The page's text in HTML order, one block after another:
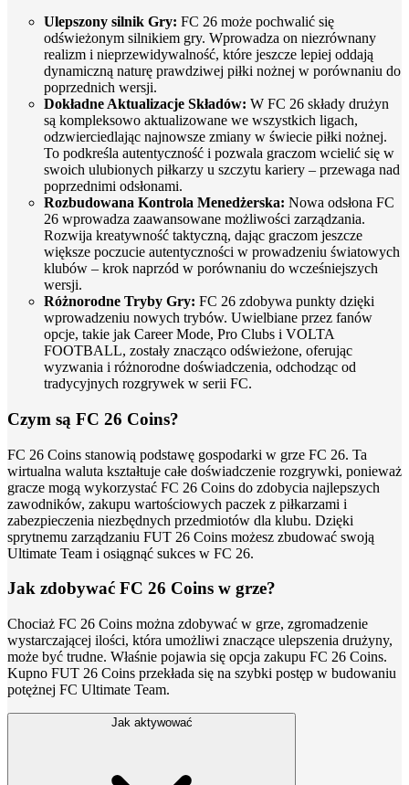
Ulepszony silnik Gry: FC 26 może pochwalić się
odświeżonym silnikiem gry. Wprowadza on niezrównany
realizm i nieprzewidywalność, które jeszcze lepiej oddają
dynamiczną naturę prawdziwej piłki nożnej w porównaniu do
poprzednich wersji.
Dokładne Aktualizacje Składów: W FC 26 składy drużyn
są kompleksowo aktualizowane we wszystkich ligach,
odzwierciedlając najnowsze zmiany w świecie piłki nożnej.
To podkreśla autentyczność i pozwala graczom wcielić się w
swoich ulubionych piłkarzy u szczytu kariery – przewaga nad
poprzednimi odsłonami.
Rozbudowana Kontrola Menedżerska: Nowa odsłona FC
26 wprowadza zaawansowane możliwości zarządzania.
Rozwija kreatywność taktyczną, dając graczom jeszcze
większe poczucie autentyczności w prowadzeniu światowych
klubów – krok naprzód w porównaniu do wcześniejszych
wersji.
Różnorodne Tryby Gry: FC 26 zdobywa punkty dzięki
wprowadzeniu nowych trybów. Uwielbiane przez fanów
opcje, takie jak Career Mode, Pro Clubs i VOLTA
FOOTBALL, zostały znacząco odświeżone, oferując
wyzwania i różnorodne doświadczenia, odchodząc od
tradycyjnych rozgrywek w serii FC.
Czym są FC 26 Coins?
FC 26 Coins stanowią podstawę gospodarki w grze FC 26. Ta
wirtualna waluta kształtuje całe doświadczenie rozgrywki, ponieważ
gracze mogą wykorzystać FC 26 Coins do zdobycia najlepszych
zawodników, zakupu wartościowych paczek z piłkarzami i
zabezpieczenia niezbędnych przedmiotów dla klubu. Dzięki
sprytnemu zarządzaniu FUT 26 Coins możesz zbudować swoją
Ultimate Team i osiągnąć sukces w FC 26.
Jak zdobywać FC 26 Coins w grze?
Chociaż FC 26 Coins można zdobywać w grze, zgromadzenie
wystarczającej ilości, która umożliwi znaczące ulepszenia drużyny,
może być trudne. Właśnie pojawia się opcja zakupu FC 26 Coins.
Kupno FUT 26 Coins przekłada się na szybki postęp w budowaniu
potężnej FC Ultimate Team.
Jak aktywować